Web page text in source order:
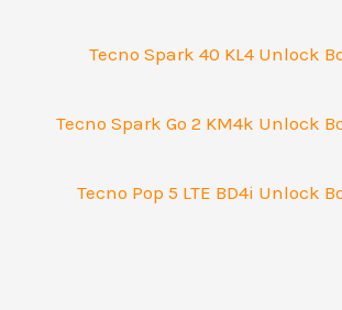
Tecno Spark 40 KL4 Unlock
Tecno Spark Go 2 KM4k Unlock
Tecno Pop 5 LTE BD4i Unlock